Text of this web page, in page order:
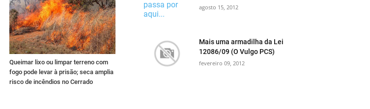
Queimar lixo ou limpar terreno com
fogo pode levar à prisão; seca amplia
risco de incêndios no Cerrado
agosto 15, 2012
Mais uma armadilha da Lei
12086/09 (O Vulgo PCS)
fevereiro 09, 2012